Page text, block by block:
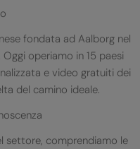
fondata ad Aalborg nel
operiamo in 15 paesi
e video gratuiti dei
del camino ideale.
settore, comprendiamo le